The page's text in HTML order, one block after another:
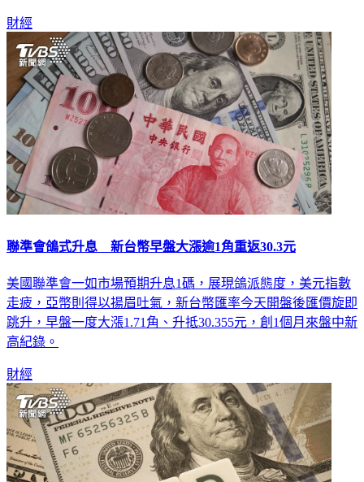
財經
聯準會鴿式升息 新台幣早盤大漲逾1角重返30.3元
美國聯準會一如市場預期升息1碼，展現鴿派態度，美元指數
走疲，亞幣則得以揚眉吐氣，新台幣匯率今天開盤後匯價旋即
跳升，早盤一度大漲1.71角、升抵30.355元，創1個月來盤中新
高紀錄。
財經